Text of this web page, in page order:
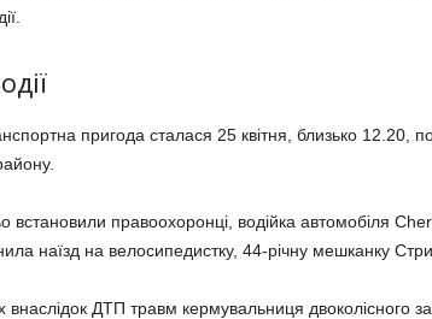
пригода сталася 25 квітня, близько 12.20,
встановили правоохоронці, водійка автомобіля
наїзд на велосипедистку, 44-річну мешканку
внаслідок ДТП травм кермувальниця двоколісного